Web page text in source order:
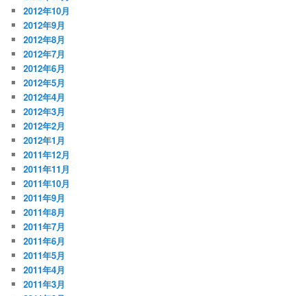
2012年10月
2012年9月
2012年8月
2012年7月
2012年6月
2012年5月
2012年4月
2012年3月
2012年2月
2012年1月
2011年12月
2011年11月
2011年10月
2011年9月
2011年8月
2011年7月
2011年6月
2011年5月
2011年4月
2011年3月